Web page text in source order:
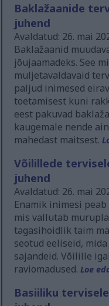
Baklažaanide
juhend
Avaldatud: 26. mai
Baklažaanid
jõujaamadeks. See
muljetavaldavaid
paljud inimesed
toetamisest kuni
eest pakuvad
kaugemale nende
mahedast maitsest.
Võilillede
juhend
Avaldatud: 26. mai
Enamik inimesi
mis vallutab
tagasihoidlik taim
seotud eeliseid,
sajandeid. Võilille
raviomadused.Loe
Basiiliku